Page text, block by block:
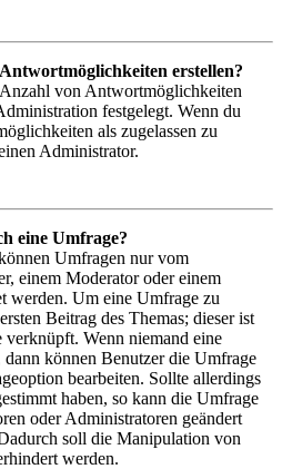
erstellen?
von Antwortmöglichkeiten
festgelegt. Wenn du
als zugelassen zu
Administrator.
eine Umfrage?
Umfragen nur vom
einem Moderator oder einem
werden. Um eine Umfrage zu
Beitrag des Themas; dieser ist
Wenn niemand eine
dann können Benutzer die Umfrage
bearbeiten. Sollte allerdings
haben, so kann die Umfrage
oder Administratoren geändert
soll die Manipulation von
werden.